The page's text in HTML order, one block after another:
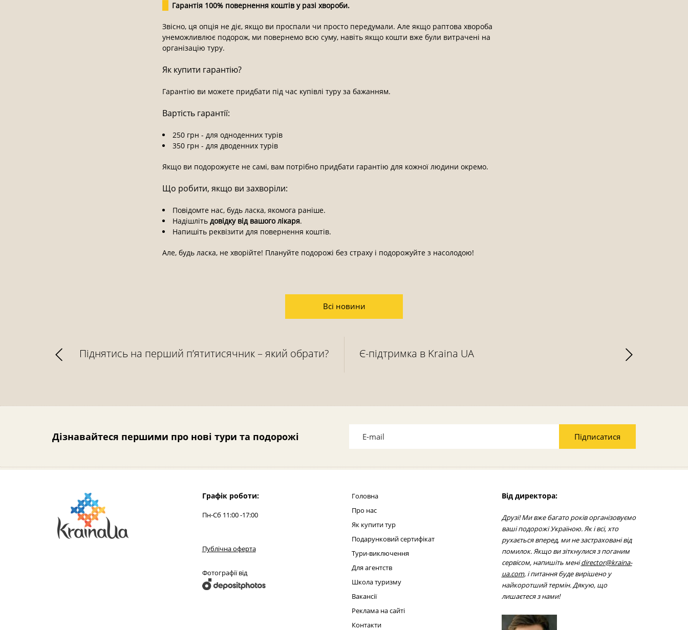
Гарантія 100% повернення коштів у разі хвороби.
Звісно, ця опція не діє, якщо ви проспали чи просто передумали. Але якщо раптова хвороба
унеможливлює подорож, ми повернемо всю суму, навіть якщо кошти вже були витрачені на
організацію туру.
Як купити гарантію?
Гарантію ви можете придбати під час купівлі туру за бажанням.
Вартість гарантії:
250 грн - для одноденних турів
350 грн - для дводенних турів
Якщо ви подорожуєте не самі, вам потрібно придбати гарантію для кожної людини окремо.
Що робити, якщо ви захворіли:
Повідомте нас, будь ласка, якомога раніше.
Надішліть довідку від вашого лікаря.
Напишіть реквізити для повернення коштів.
Але, будь ласка, не хворійте! Плануйте подорожі без страху і подорожуйте з насолодою!
Всі новини
​Піднятись на перший п’ятитисячник – який обрати? Є-підтримка в Kraina UA
Дізнавайтеся першими про нові тури та подорожі Підписатися
Графік роботи:
Пн-Сб 11:00 -17:00
Публічна оферта
Фотографії від
Головна
Про нас
Як купити тур
Подарунковий сертифікат
Тури-виключення
Для агентств
Школа туризму
Вакансії
Реклама на сайті
Контакти
Від директора:
Друзі! Ми вже багато років організовуємо
ваші подорожі Україною. Як і всі, хто
рухається вперед, ми не застраховані від
помилок. Якщо ви зіткнулися з поганим
сервісом, напишіть меніdirector@kraina-
ua.com, і питання буде вирішено у
найкоротший термін. Дякую, що
лишаєтеся з нами!